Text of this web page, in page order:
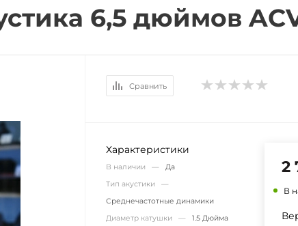
6,5 дюймов
Сравнить
Характеристики
В наличии —Да
Тип акустики —
Среднечастотные динамики
Диаметр катушки —1.5 Дюйма
2
В